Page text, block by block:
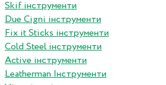
Skif інструменти
Due Cigni інструменти
Fix it Sticks інструменти
Сold Steel інструменти
Active інструменти
Leatherman Інструменти